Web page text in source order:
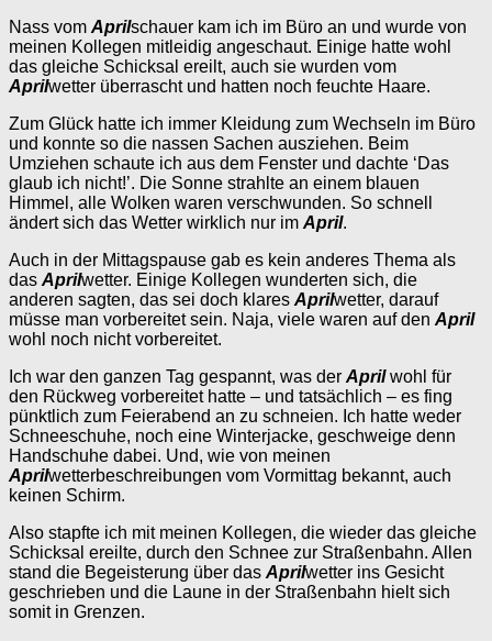
Nass vom Aprilschauer kam ich im Büro an und wurde von
meinen Kollegen mitleidig angeschaut. Einige hatte wohl
das gleiche Schicksal ereilt, auch sie wurden vom
Aprilwetter überrascht und hatten noch feuchte Haare.
Zum Glück hatte ich immer Kleidung zum Wechseln im Büro
und konnte so die nassen Sachen ausziehen. Beim
Umziehen schaute ich aus dem Fenster und dachte ‘Das
glaub ich nicht!’. Die Sonne strahlte an einem blauen
Himmel, alle Wolken waren verschwunden. So schnell
ändert sich das Wetter wirklich nur im April.
Auch in der Mittagspause gab es kein anderes Thema als
das Aprilwetter. Einige Kollegen wunderten sich, die
anderen sagten, das sei doch klares Aprilwetter, darauf
müsse man vorbereitet sein. Naja, viele waren auf den April
wohl noch nicht vorbereitet.
Ich war den ganzen Tag gespannt, was der Aprilwohl für
den Rückweg vorbereitet hatte – und tatsächlich – es fing
pünktlich zum Feierabend an zu schneien. Ich hatte weder
Schneeschuhe, noch eine Winterjacke, geschweige denn
Handschuhe dabei. Und, wie von meinen
Aprilwetterbeschreibungen vom Vormittag bekannt, auch
keinen Schirm.
Also stapfte ich mit meinen Kollegen, die wieder das gleiche
Schicksal ereilte, durch den Schnee zur Straßenbahn. Allen
stand die Begeisterung über das Aprilwetter ins Gesicht
geschrieben und die Laune in der Straßenbahn hielt sich
somit in Grenzen.